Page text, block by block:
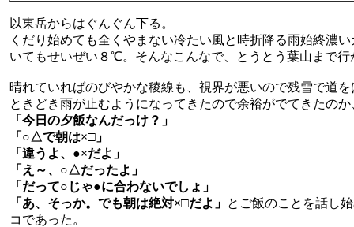
以東岳からはぐんぐん下る。
くだり始めても全くやまない冷たい風と時折降る雨始終濃
いてもせいぜい８℃。そんなこんなで、とうとう葉山まで
晴れていればのびやかな稜線も、視界が悪いので残雪で道
ときどき雨が止むようになってきたので余裕がでてきたのか
「今日の夕飯なんだっけ？」
「○△で朝は×□」
「違うよ、●×だよ」
「え～、○△だったよ」
「だって○じゃ●に合わないでしょ」
「あ、そっか。でも朝は絶対×□だよ」 とご飯のことを話し
コであった。